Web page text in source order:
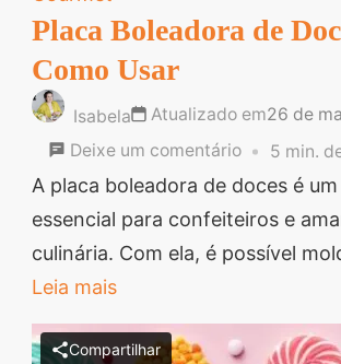
Placa Boleadora de
Como Usar
Isabela Atualizado em26 de
Deixe um comentárioem
Placa
Boleadora
de
20g:
Como
5 min.
A placa boleadora de doces é
essencial para confeiteiros e
culinária. Com ela, é possível
Leia mais
Compartilhar